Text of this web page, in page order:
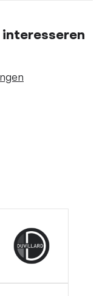
interesseren